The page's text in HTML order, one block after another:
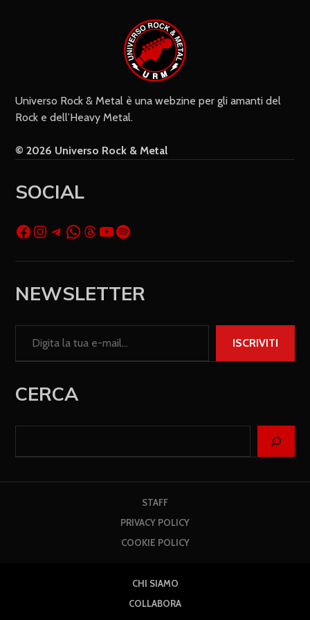
sito web) per il prossimo commento.
Universo Rock & Metal è una webzine per gli amanti del
Rock e dell’Heavy Metal.
© 2026 Universo Rock & Metal
SOCIAL
NEWSLETTER
ISCRIVITI
CERCA
STAFF
PRIVACY POLICY
COOKIE POLICY
CHI SIAMO
COLLABORA